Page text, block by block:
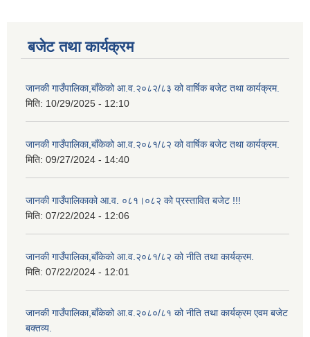
बजेट तथा कार्यक्रम
जानकी गाउँपालिका,बाँकेको आ.व.२०८२/८३ को वार्षिक बजेट तथा कार्यक्रम.
मिति: 10/29/2025 - 12:10
जानकी गाउँपालिका,बाँकेको आ.व.२०८१/८२ को वार्षिक बजेट तथा कार्यक्रम.
मिति: 09/27/2024 - 14:40
जानकी गाउँपालिकाको आ.व. ०८१।०८२ को प्रस्तावित बजेट !!!
मिति: 07/22/2024 - 12:06
जानकी गाउँपालिका,बाँकेको आ.व.२०८१/८२ को नीति तथा कार्यक्रम.
मिति: 07/22/2024 - 12:01
जानकी गाउँपालिका,बाँकेको आ.व.२०८०/८१ को नीति तथा कार्यक्रम एवम बजेट
बक्तव्य.